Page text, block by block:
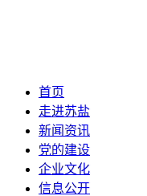
首页
走进苏盐
新闻资讯
党的建设
企业文化
信息公开